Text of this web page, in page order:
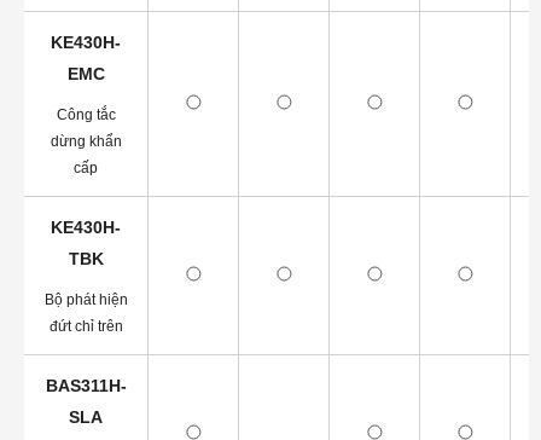
KE430H-
EMC
Công tắc
dừng khẩn
cấp
KE430H-
TBK
Bộ phát hiện
đứt chỉ trên
BAS311H-
SLA